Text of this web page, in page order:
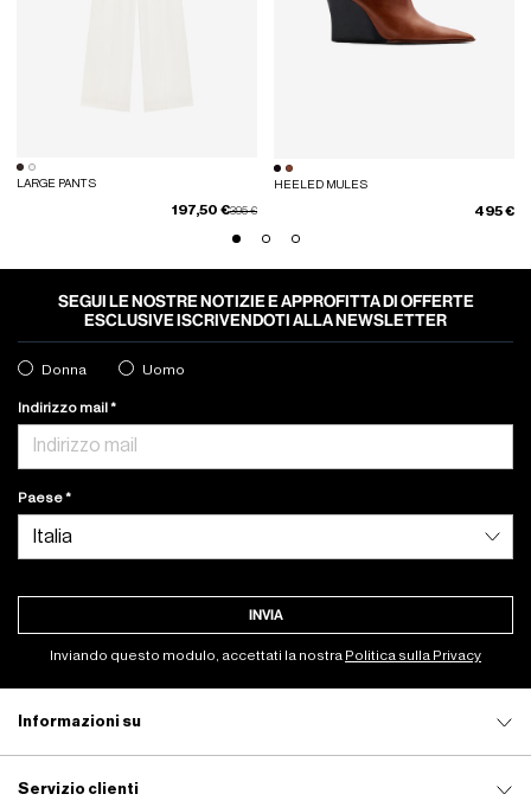
LARGE PANTS
Prezzo scontato da
395 €a
197,50 €
HEELED MULES
495 €
SEGUI LE NOSTRE NOTIZIE E APPROFITTA DI OFFERTE
ESCLUSIVE ISCRIVENDOTI ALLA NEWSLETTER
Donna Uomo
Indirizzo mail
Paese
INVIA
Inviando questo modulo, accettati la nostra Politica sulla Privacy
Informazioni su
Servizio clienti